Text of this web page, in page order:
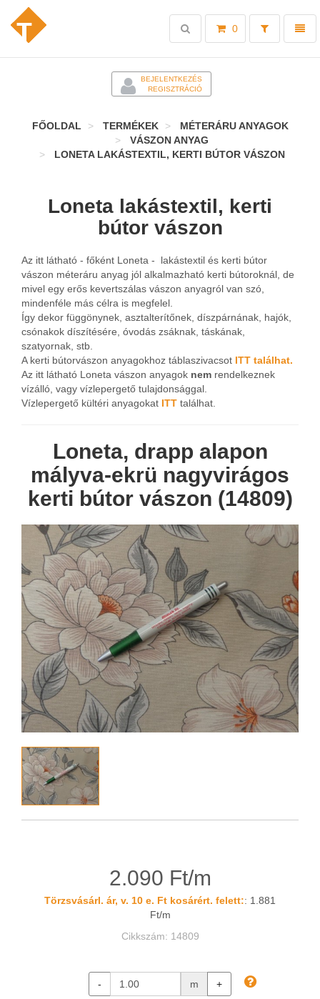
Toggle
0
Toggle
search
BEJELENTKEZÉS
REGISZTRÁCIÓ
FŐOLDAL TERMÉKEK
MÉTERÁRU ANYAGOK
VÁSZON ANYAG
LONETA LAKÁSTEXTIL, KERTI BÚTOR VÁSZON
Loneta lakástextil, kerti
bútor vászon
Az itt látható - főként Loneta - lakástextil és kerti bútor
vászon méteráru anyag jól alkalmazható kerti bútoroknál, de
mivel egy erős kevertszálas vászon anyagról van szó,
mindenféle más célra is megfelel.
Így dekor függönynek, asztalterítőnek, díszpárnának, hajók,
csónakok díszítésére, óvodás zsáknak, táskának,
szatyornak, stb.
A kerti bútorvászon anyagokhoz táblaszivacsot ITT találhat.
Az itt látható Loneta vászon anyagok nem rendelkeznek
vízálló, vagy vízlepergető tulajdonsággal.
Vízlepergető kültéri anyagokat ITT találhat.
Loneta, drapp alapon
mályva-ekrü nagyvirágos
kerti bútor vászon (14809)
2.090 Ft/m
Törzsvásárl. ár, v. 10 e. Ft kosárért. felett:: 1.881
Ft/m
Cikkszám: 14809
- m +